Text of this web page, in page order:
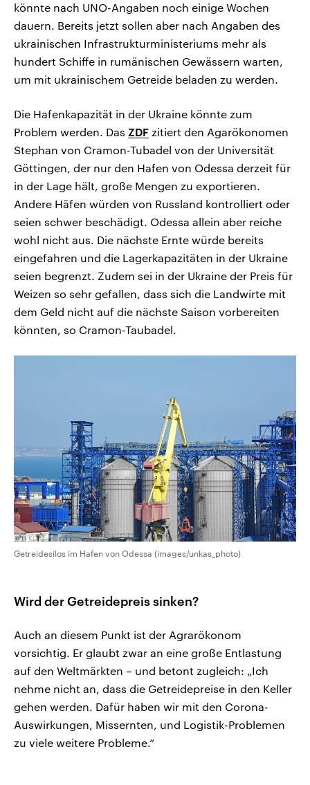
könnte nach UNO-Angaben noch einige Wochen
dauern. Bereits jetzt sollen aber nach Angaben des
ukrainischen Infrastrukturministeriums mehr als
hundert Schiffe in rumänischen Gewässern warten,
um mit ukrainischem Getreide beladen zu werden.
Die Hafenkapazität in der Ukraine könnte zum
Problem werden. Das ZDF zitiert den Agarökonomen
Stephan von Cramon-Tubadel von der Universität
Göttingen, der nur den Hafen von Odessa derzeit für
in der Lage hält, große Mengen zu exportieren.
Andere Häfen würden von Russland kontrolliert oder
seien schwer beschädigt. Odessa allein aber reiche
wohl nicht aus. Die nächste Ernte würde bereits
eingefahren und die Lagerkapazitäten in der Ukraine
seien begrenzt. Zudem sei in der Ukraine der Preis für
Weizen so sehr gefallen, dass sich die Landwirte mit
dem Geld nicht auf die nächste Saison vorbereiten
könnten, so Cramon-Taubadel.
Getreidesilos im Hafen von Odessa (images/unkas_photo)
Wird der Getreidepreis sinken?
Auch an diesem Punkt ist der Agrarökonom
vorsichtig. Er glaubt zwar an eine große Entlastung
auf den Weltmärkten – und betont zugleich: „Ich
nehme nicht an, dass die Getreidepreise in den Keller
gehen werden. Dafür haben wir mit den Corona-
Auswirkungen, Missernten, und Logistik-Problemen
zu viele weitere Probleme.“